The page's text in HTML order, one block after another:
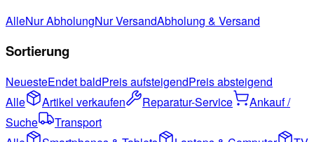
AlleNur AbholungNur VersandAbholung & Versand
Sortierung
NeuesteEndet baldPreis aufsteigendPreis absteigend
Alle
Artikel verkaufen Reparatur-Service
Ankauf /
Suche
Transport